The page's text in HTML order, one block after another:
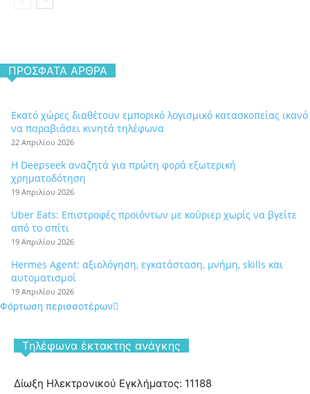
ΠΡΌΣΦΑΤΑ ΆΡΘΡΑ
Εκατό χώρες διαθέτουν εμπορικό λογισμικό κατασκοπείας ικανό
να παραβιάσει κινητά τηλέφωνα
22 Απριλίου 2026
Η Deepseek αναζητά για πρώτη φορά εξωτερική
χρηματοδότηση
19 Απριλίου 2026
Uber Eats: Επιστροφές προϊόντων με κούριερ χωρίς να βγείτε
από το σπίτι
19 Απριλίου 2026
Hermes Agent: αξιολόγηση, εγκατάσταση, μνήμη, skills και
αυτοματισμοί
19 Απριλίου 2026
Φόρτωση περισσοτέρων
Tηλέφωνα έκτακτης ανάγκης
Δίωξη Ηλεκτρονικού Εγκλήματος: 11188